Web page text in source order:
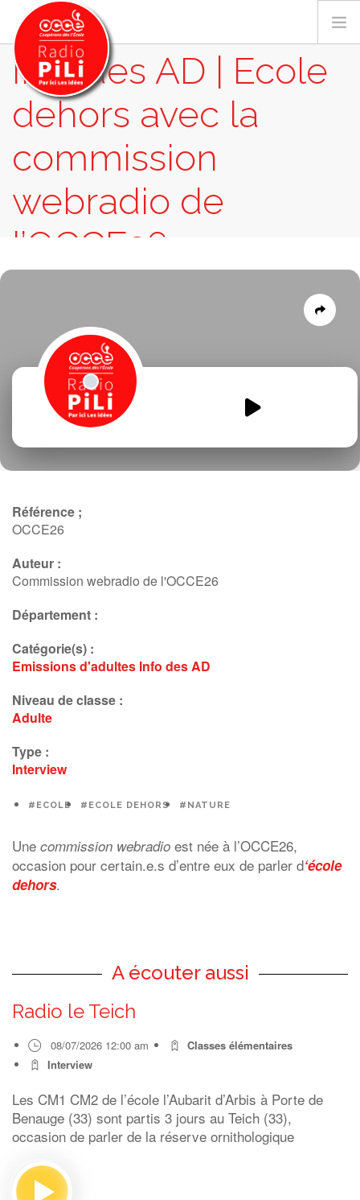
PRÉSENTATION
GRILLE DES PROGRAMMES
SUR LE TERRITOIRE
RESSOURCES
CONTACT
Info des AD | Ecole
dehors avec la
commission
webradio de
l’OCCE26
Formation-commission-AD26-
ecoledehors.mp3
Référence ;
OCCE26
Auteur :
Commission webradio de l'OCCE26
Département :
Catégorie(s) :
Emissions d'adultes Info des AD
Niveau de classe :
Adulte
Type :
Interview
#ECOLE #ECOLE DEHORS #NATURE
Une commission webradio est née à l’OCCE26,
occasion pour certain.e.s d’entre eux de parler d‘école
dehors.
A écouter aussi
Radio le Teich
08/07/2026 12:00 am
Classes élémentaires
Interview
Les CM1 CM2 de l’école l’Aubarit d’Arbis à Porte de
Benauge (33) sont partis 3 jours au Teich (33),
occasion de parler de la réserve ornithologique